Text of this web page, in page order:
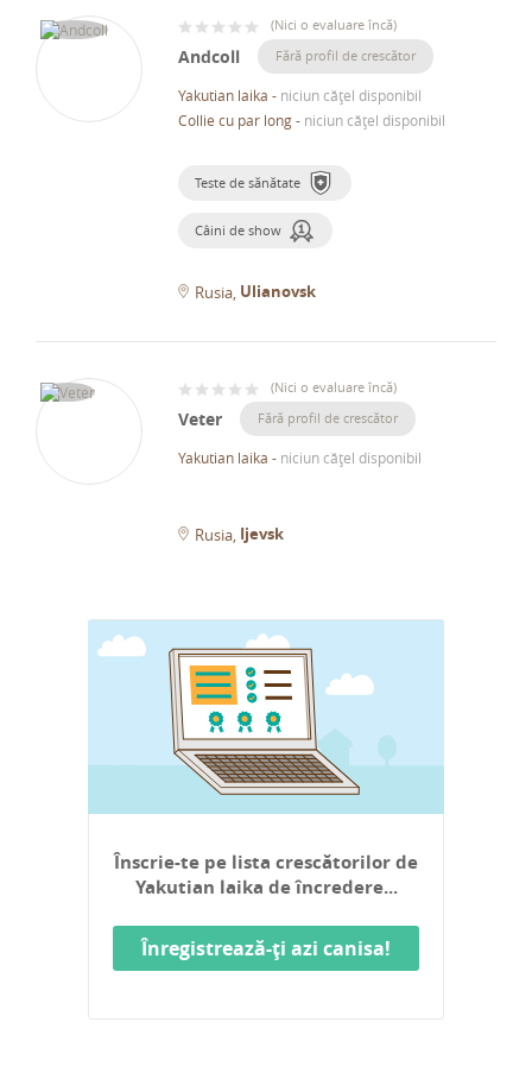
(Nici o evaluare încă)
Andcoll Fără profil de crescător
Yakutian laika - niciun cățel disponibil
Collie cu par long- niciun cățel disponibil
Teste de sănătate
Câini de show
Rusia Ulianovsk
(Nici o evaluare încă)
Veter Fără profil de crescător
Yakutian laika - niciun cățel disponibil
Rusia Ijevsk
Înscrie-te pe lista crescătorilor de
Yakutian laika de încredere...
Înregistrează-ți azi canisa!